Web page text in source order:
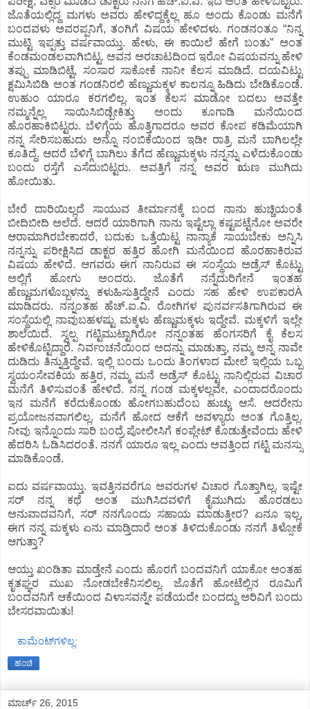
ಜೊತೆಯಲ್ಲಿದ್ದ ಮಗಳು ಅವರು ಹೇಳಿದ್ದಕ್ಕೆಲ್ಲ ಹೂ ಅಂದು ಕೊಂಡು ಮನೆಗೆ
ಬಂದವಳು ಅವರಪ್ಪನಿಗೆ, ತಂಗಿಗೆ ವಿಷಯ ಹೇಳಿದಳು. ಗಂಡನಂತೂ “ನಿನ್ನ
ಮುಟ್ಟಿ ಇಪ್ಪತ್ತು ವರ್ಷವಾಯ್ತು. ಹೇಳು, ಈ ಕಾಯಿಲೆ ಹೇಗೆ ಬಂತು” ಅಂತ
ಕೆಂಡಮಂಡಲವಾಗಿಬಿಟ್ಟ. ಅವನ ಅರಚಾಟದಿಂದ ಇರೋ ವಿಷಯವನ್ನು ಹೇಳಿ
ತಪ್ಪು ಮಾಡಿಬಿಟ್ಟೆ, ಸಂಸಾರ ಸಾಕೋಕೆ ನಾನೀ ಕೆಲಸ ಮಾಡಿದೆ. ದಯವಿಟ್ಟು
ಕ್ಷಮಿಸಿಬಿಡಿ ಅಂತ ಗಂಡನಿರಲಿ ಹೆಣ್ಣುಮಕ್ಕಳ ಕಾಲನ್ನೂ ಹಿಡಿದು ಬೇಡಿಕೊಂಡೆ.
ಉಹುಂ ಯಾರೂ ಕರಗಲಿಲ್ಲ. ಇಂತ ಕೆಲಸ ಮಾಡೋ ಬದಲು ಅವತ್ತೇ
ನಮ್ಮನ್ನೆಲ್ಲ ಸಾಯಿಸಿಬಿಡ್ಬೇಕಿತ್ತು ಅಂದು ಕೂಗಾಡಿ ಮನೆಯಿಂದ
ಹೊರಹಾಕಿಬಿಟ್ಟರು. ಬೆಳಿಗ್ಗೆಯ ಹೊತ್ತಿಗಾದರೂ ಅವರ ಕೋಪ ಕಡಿಮೆಯಾಗಿ
ನನ್ನ ಸೇರಿಸಬಹುದು ಅನ್ನೊ ನಂಬಿಕೆಯಿಂದ ಇಡೀ ರಾತ್ರಿ ಮನೆ ಬಾಗಿಲಲ್ಲೇ
ಕೂತಿದ್ದೆ. ಆದರೆ ಬೆಳಿಗ್ಗೆ ಬಾಗಿಲು ತೆಗೆದ ಹೆಣ್ಣುಮಕ್ಕಳು ನನ್ನನ್ನು ಎಳೆದುಕೊಂಡು
ಬಂದು ರಸ್ತೆಗೆ ಎಸೆದುಬಿಟ್ಟರು. ಅವತ್ತಿಗೆ ನನ್ನ ಅವರ ಋಣ ಮುಗಿದು
ಹೋಯಿತು.
ಬೇರೆ ದಾರಿಯಿಲ್ಲದೆ ಸಾಯುವ ತೀರ್ಮಾನಕ್ಕೆ ಬಂದ ನಾನು ಹುಚ್ಚಿಯಂತೆ
ಬೀದಿಬೀದಿ ಅಲೆದೆ. ಆದರೆ ಯಾರಿಗಾಗಿ ನಾನು ಇಷ್ಟೆಲ್ಲಾ ಕಷ್ಟಪಟ್ಟೆನೋ ಅವರೇ
ಆರಾಮಾಗಿರಬೇಕಾದರೆ, ಬದುಕು ಒತ್ತೆಯಿಟ್ಟ ನಾನ್ಯಾಕೆ ಸಾಯಬೇಕು ಅನ್ನಿಸಿ
ನನ್ನನ್ನು ಪರೀಕ್ಷಿಸಿದ ಡಾಕ್ಟರ ಹತ್ತಿರ ಹೋಗಿ ಮನೆಯಿಂದ ಹೊರಹಾಕಿರುವ
ವಿಷಯ ಹೇಳಿದೆ. ಆಗವರು ಈಗ ನಾನಿರುವ ಈ ಸಂಸ್ಥೆಯ ಅಡ್ರೆಸ್ ಕೊಟ್ಟು
ಅಲ್ಲಿಗೆ ಹೋಗು ಅಂದರು. ಜೊತೆಗೆ ನನ್ನೆದುರಿಗೇನೆ ಇಂತಹ
ಹೆಣ್ಣುಮಗಳೊಬ್ಬಳನ್ನು ಕಳುಹಿಸುತ್ತಿದ್ದೇನೆ ಎಂದು ಸಹ ಹೇಳಿ ಉಪಕಾರÀ
ಮಾಡಿದರು. ನನ್ನಂತಹ ಹೆಚ್.ಐ.ವಿ. ರೋಗಿಗಳ ಪುನರ್ವಸತಿಗಾಗಿರುವ ಈ
ಸಂಸ್ಥೆಯಲ್ಲಿ ನಾವುಬಹಳಷ್ಟು ಮಕ್ಕಳು ಹೆಣ್ಣುಮಕ್ಕಳು ಇದ್ದೇವೆ. ಮಕ್ಕಳಿಗೆ ಇಲ್ಲೇ
ಶಾಲೆಯಿದೆ. ಸ್ವಲ್ಪ ಗಟ್ಟಿಮುಟ್ಟಾಗಿರೋ ನನ್ನಂತಹ ಹೆಂಗಸರಿಗೆ ಕೈ ಕೆಲಸ
ಹೇಳಿಕೊಟ್ಟಿದ್ದಾರೆ. ನಿರ್ವಂಚನೆಯಿಂದ ಅದನ್ನು ಮಾಡುತ್ತಾ, ನಮ್ಮ ಅನ್ನ ನಾವೇ
ದುಡಿದು ತಿನ್ನುತ್ತಿದ್ದೇವೆ. ಇಲ್ಲಿ ಬಂದು ಒಂದು ತಿಂಗಳಾದ ಮೇಲೆ ಇಲ್ಲಿಯ ಒಬ್ಬ
ಸ್ವಯಂಸೇವಕಿಯ ಹತ್ತಿರ, ನಮ್ಮ ಮನೆ ಅಡ್ರೆಸ್ ಕೊಟ್ಟು ನಾನಿಲ್ಲಿರುವ ವಿಚಾರ
ಮನೆಗೆ ತಿಳಿಸುವಂತೆ ಹೇಳಿದೆ. ನನ್ನ ಗಂಡ ಮಕ್ಕಳಲ್ಲವೇ, ಎಂದಾದರೊಂದು
ಇನ ಮನೆಗೆ ಕರೆದುಕೊಂಡು ಹೋಗಬಹುದೆಂಬ ಹುಚ್ಚು ಆಸೆ. ಆದರೇನು
ಪ್ರಯೋಜನವಾಗಲಿಲ್ಲ. ಮನೆಗೆ ಹೋದ ಆಕೆಗೆ ಅವಳ್ಯಾರು ಅಂತ ಗೊತ್ತಿಲ್ಲ.
ನೀವು ಇನ್ನೊಂದು ಸಾರಿ ಬಂದ್ರೆ ಪೋಲೀಸಿಗೆ ಕಂಪ್ಲೇಟ್ ಕೊಡುತ್ತೇವೆಂದು ಹೇಳಿ
ಹೆದರಿಸಿ ಓಡಿಸಿದರಂತೆ. ನನಗೆ ಯಾರೂ ಇಲ್ಲ ಎಂದು ಅವತ್ತಿಂದ ಗಟ್ಟಿ ಮನಸ್ಸು
ಮಾಡಿಕೊಂಡೆ.
ಐದು ವರ್ಷವಾಯ್ತು. ಇವತ್ತಿನವರೆಗೂ ಅವರುಗಳ ವಿಚಾರ ಗೊತ್ತಾಗಿಲ್ಲ. ಇಷ್ಟೇ
ಸರ್ ನನ್ನ ಕಥೆ ಅಂತ ಮುಗಿಸಿದವಳಿಗೆ ಕೈಮುಗಿದು ಹೊರಡಲು
ಅನುವಾದವನಿಗೆ, ಸರ್ ನನಗೊಂದು ಸಹಾಯ ಮಾಡುತ್ತೀರ? ಏನೂ ಇಲ್ಲ,
ಈಗ ನನ್ನ ಮಕ್ಕಳು ಏನು ಮಾಡ್ತಿದಾರೆ ಅಂತ ತಿಳಿದುಕೊಂಡು ನನಗೆ ತಿಳ್ಸೋಕೆ
ಆಗುತ್ತಾ?
ಆಯ್ತು ಖಂಡಿತಾ ಮಾಡ್ತೇನೆ ಎಂದು ಹೊರಗೆ ಬಂದವನಿಗೆ ಯಾಕೋ ಅಂತಹ
ಕೃತಘ್ಞರ ಮುಖ ನೋಡಬೇಕೆನಿಸಲಿಲ್ಲ. ಜೊತೆಗೆ ಹೋಟೆಲ್ಲಿನ ರೂಮಿಗೆ
ಬಂದವನಿಗೆ ಆಕೆಯಿಂದ ವಿಳಾಸವನ್ನೇ ಪಡೆಯದೇ ಬಂದದ್ದು ಅರಿವಿಗೆ ಬಂದು
ಬೇಸರವಾಯಿತು!
ಕಾಮೆಂಟ್‌ಗಳಿಲ್ಲ:
ಹಂಚಿ
ಮಾರ್ಚ್ 26, 2015